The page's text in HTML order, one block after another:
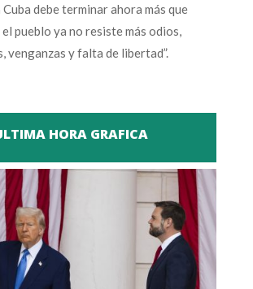
debe terminar ahora más que
pueblo ya no resiste más odios,
venganzas y falta de libertad”.
HORA GRAFICA